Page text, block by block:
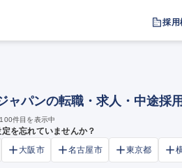
採用
ャパンの転職・求人・中途採
100件目を表示中
を忘れていませんか？
大阪市 名古屋市 東京都